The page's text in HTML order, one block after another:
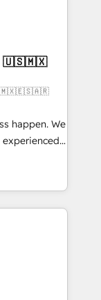
&
your
those with
and
🇺🇸🇲🇽
🇺🇸🇲🇽🇪🇸🇦🇷
happen. We
Hub,
customers
of the Year
in HubSpot
home